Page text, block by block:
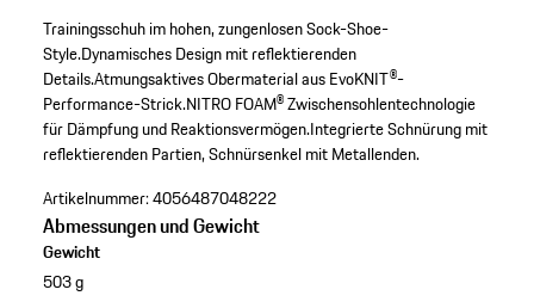
Trainingsschuh im hohen, zungenlosen Sock-Shoe-
Style.Dynamisches Design mit reflektierenden
Details.Atmungsaktives Obermaterial aus EvoKNIT®-
Performance-Strick.NITRO FOAM® Zwischensohlentechnologie
für Dämpfung und Reaktionsvermögen.Integrierte Schnürung mit
reflektierenden Partien, Schnürsenkel mit Metallenden.
Artikelnummer:4056487048222
Abmessungen und Gewicht
Gewicht
503 g